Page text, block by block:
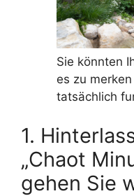
Sie könnten
es zu
tatsächlich
1.
„Chaot
gehen Sie